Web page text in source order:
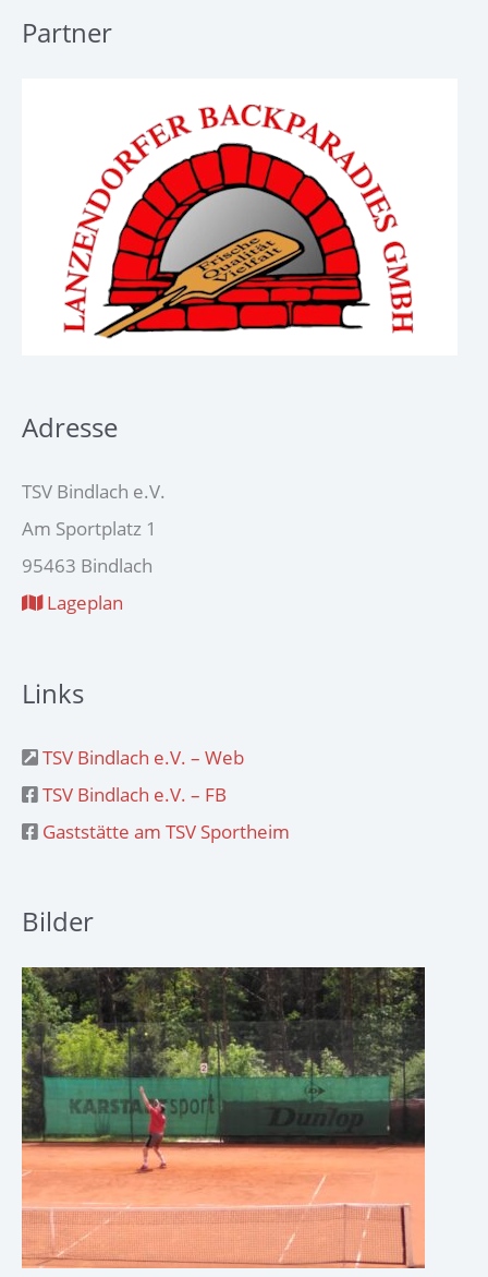
Partner
Adresse
TSV Bindlach e.V.
Am Sportplatz 1
95463 Bindlach
Lageplan
Links
TSV Bindlach e.V. – Web
TSV Bindlach e.V. – FB
Gaststätte am TSV Sportheim
Bilder